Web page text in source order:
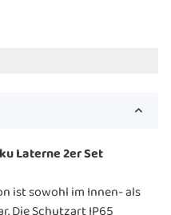
Laterne 2er Set
ist sowohl im Innen- als